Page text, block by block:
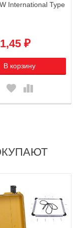
International Type
₽
В корзину